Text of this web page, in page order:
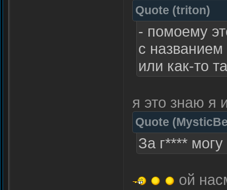
Quote (triton)
- помоему
с
или как-то
я это знаю я
Quote (
За г**** могу
ой